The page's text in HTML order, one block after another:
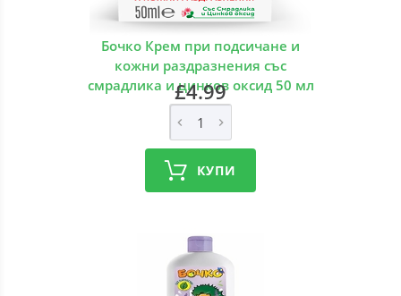
Бочко Крем при подсичане и
кожни раздразнения със
смрадлика и цинков оксид 50 мл
£4.99
КУПИ